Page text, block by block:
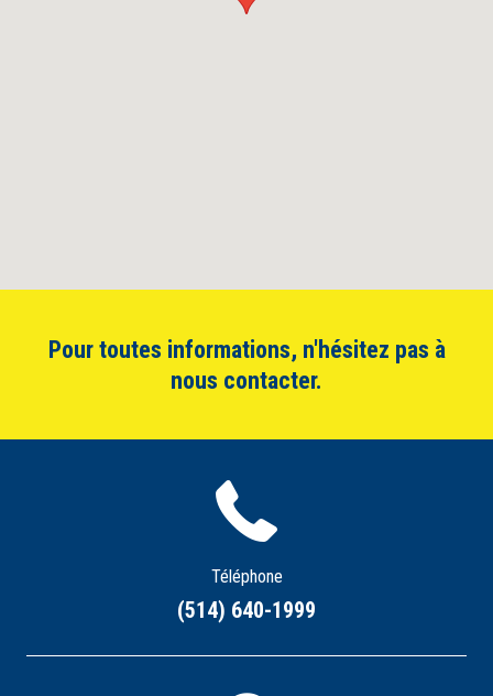
Pour toutes informations, n'hésitez pas à
nous contacter.
Téléphone
(514) 640-1999